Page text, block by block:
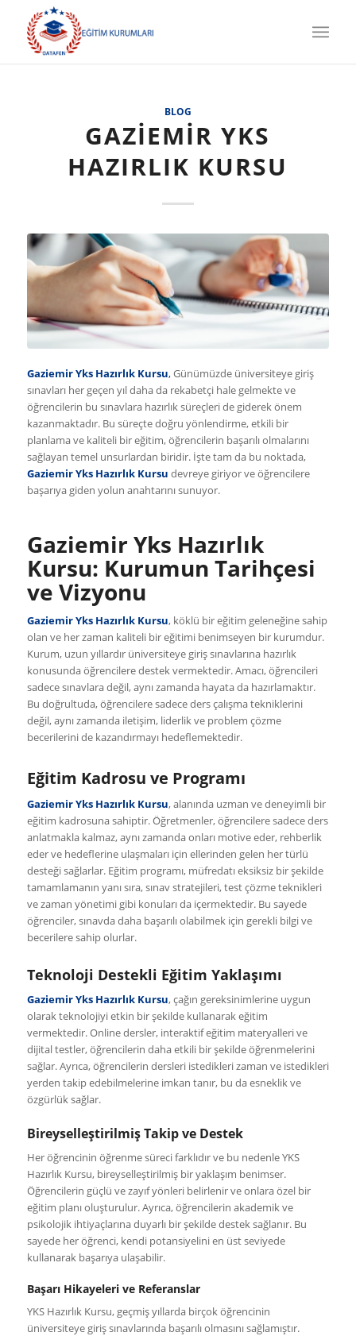
BLOG
GAZIEMIR YKS
HAZIRLIK KURSU
Gaziemir Yks Hazırlık Kursu,Günümüzde üniversiteye giriş
sınavları her geçen yıl daha da rekabetçi hale gelmekte ve
öğrencilerin bu sınavlara hazırlık süreçleri de giderek önem
kazanmaktadır. Bu süreçte doğru yönlendirme, etkili bir
planlama ve kaliteli bir eğitim, öğrencilerin başarılı olmalarını
sağlayan temel unsurlardan biridir. İşte tam da bu noktada,
Gaziemir Yks Hazırlık Kursu devreye giriyor ve öğrencilere
başarıya giden yolun anahtarını sunuyor.
Gaziemir Yks Hazırlık
Kursu: Kurumun Tarihçesi
ve Vizyonu
Gaziemir Yks Hazırlık Kursu, köklü bir eğitim geleneğine sahip
olan ve her zaman kaliteli bir eğitimi benimseyen bir kurumdur.
Kurum, uzun yıllardır üniversiteye giriş sınavlarına hazırlık
konusunda öğrencilere destek vermektedir. Amacı, öğrencileri
sadece sınavlara değil, aynı zamanda hayata da hazırlamaktır.
Bu doğrultuda, öğrencilere sadece ders çalışma tekniklerini
değil, aynı zamanda iletişim, liderlik ve problem çözme
becerilerini de kazandırmayı hedeflemektedir.
Eğitim Kadrosu ve Programı
Gaziemir Yks Hazırlık Kursu, alanında uzman ve deneyimli bir
eğitim kadrosuna sahiptir. Öğretmenler, öğrencilere sadece ders
anlatmakla kalmaz, aynı zamanda onları motive eder, rehberlik
eder ve hedeflerine ulaşmaları için ellerinden gelen her türlü
desteği sağlarlar. Eğitim programı, müfredatı eksiksiz bir şekilde
tamamlamanın yanı sıra, sınav stratejileri, test çözme teknikleri
ve zaman yönetimi gibi konuları da içermektedir. Bu sayede
öğrenciler, sınavda daha başarılı olabilmek için gerekli bilgi ve
becerilere sahip olurlar.
Teknoloji Destekli Eğitim Yaklaşımı
Gaziemir Yks Hazırlık Kursu, çağın gereksinimlerine uygun
olarak teknolojiyi etkin bir şekilde kullanarak eğitim
vermektedir. Online dersler, interaktif eğitim materyalleri ve
dijital testler, öğrencilerin daha etkili bir şekilde öğrenmelerini
sağlar. Ayrıca, öğrencilerin dersleri istedikleri zaman ve istedikleri
yerden takip edebilmelerine imkan tanır, bu da esneklik ve
özgürlük sağlar.
Bireyselleştirilmiş Takip ve Destek
Her öğrencinin öğrenme süreci farklıdır ve bu nedenle YKS
Hazırlık Kursu, bireyselleştirilmiş bir yaklaşım benimser.
Öğrencilerin güçlü ve zayıf yönleri belirlenir ve onlara özel bir
eğitim planı oluşturulur. Ayrıca, öğrencilerin akademik ve
psikolojik ihtiyaçlarına duyarlı bir şekilde destek sağlanır. Bu
sayede her öğrenci, kendi potansiyelini en üst seviyede
kullanarak başarıya ulaşabilir.
Başarı Hikayeleri ve Referanslar
YKS Hazırlık Kursu, geçmiş yıllarda birçok öğrencinin
üniversiteye giriş sınavlarında başarılı olmasını sağlamıştır.